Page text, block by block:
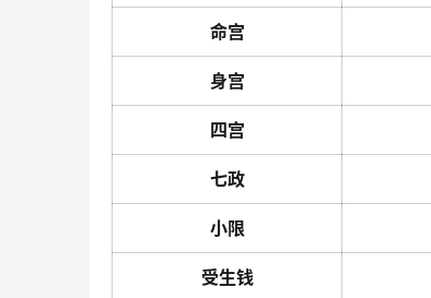
命宫
身宫
四宫
七政
小限
受生钱